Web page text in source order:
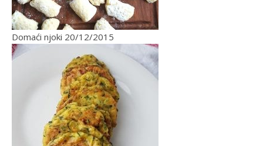
Domaći njoki 20/12/2015